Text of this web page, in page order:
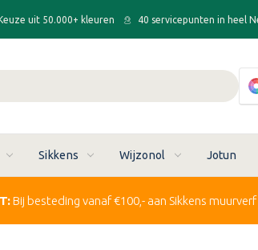
uit 50.000+ kleuren 40 servicepunten in heel
Sikkens Wijzonol Jotun
Bij besteding vanaf €100,- aan Sikkens